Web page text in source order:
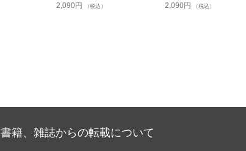
2,090円 （税込） 2,090円 （税込）
書籍、雑誌からの転載について